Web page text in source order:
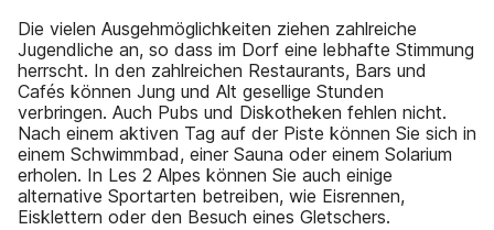
Die vielen Ausgehmöglichkeiten ziehen zahlreiche
Jugendliche an, so dass im Dorf eine lebhafte Stimmung
herrscht. In den zahlreichen Restaurants, Bars und
Cafés können Jung und Alt gesellige Stunden
verbringen. Auch Pubs und Diskotheken fehlen nicht.
Nach einem aktiven Tag auf der Piste können Sie sich in
einem Schwimmbad, einer Sauna oder einem Solarium
erholen. In Les 2 Alpes können Sie auch einige
alternative Sportarten betreiben, wie Eisrennen,
Eisklettern oder den Besuch eines Gletschers.